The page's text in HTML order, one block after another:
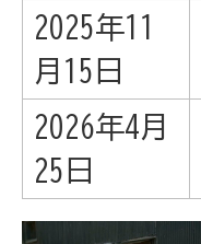
2025年11
月15日
2026年4月
25日